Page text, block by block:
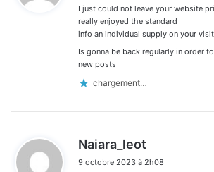
:
I just could not leave your website
really enjoyed the standard
info an individual supply on your
Is gonna be back regularly in order
new posts
chargement…
Naiara_leot
t
9 octobre 2023 à 2h08